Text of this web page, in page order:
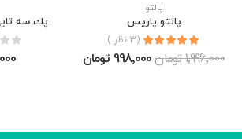
پالتو
پالتو پاریس
(3 نظر )
1٬996٬000 تومان 998٬000 تومان
پك سه